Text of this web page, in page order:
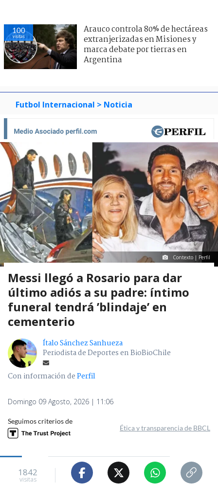
100
visitas
Arauco controla 80% de hectáreas
extranjerizadas en Misiones y
marca debate por tierras en
Argentina
Futbol Internacional > Noticia
Contexto | Perfil
Messi llegó a Rosario para dar
último adiós a su padre: íntimo
funeral tendrá ’blindaje’ en
cementerio
Ítalo Sánchez Sanhueza
Periodista de Deportes en BioBioChile
Con información dePerfil
Domingo 09 Agosto, 2026 | 11:06
Seguimos criterios de
Ética y transparencia de BBCL
1842
visitas